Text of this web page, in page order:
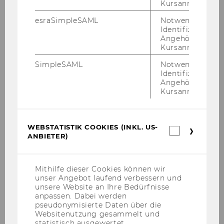
Kick-off 2022
Kursanmeldung.
esraSimpleSAML
Notwendig zur
Identifizierung
Angehörige/r für
Kursanmeldung.
SimpleSAML
Notwendig zur
Identifizierung
Angehörige/r für
Kursanmeldung.
WEBSTATISTIK COOKIES (INKL. US-
ANBIETER)
Mithilfe dieser Cookies können wir
unser Angebot laufend verbessern und
unsere Website an Ihre Bedürfnisse
anpassen. Dabei werden
pseudonymisierte Daten über die
Websitenutzung gesammelt und